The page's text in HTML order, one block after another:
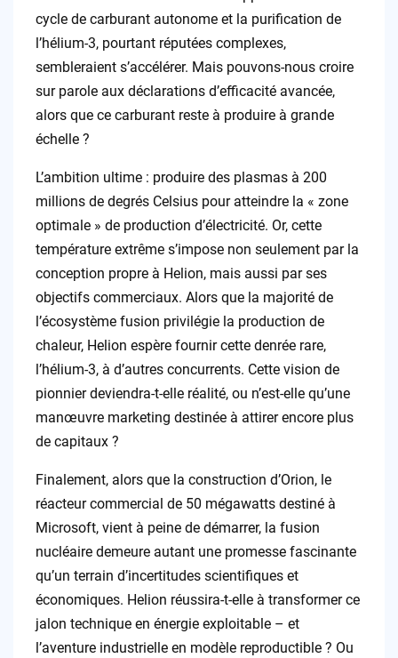
cycle de carburant autonome et la purification de
l’hélium-3, pourtant réputées complexes,
sembleraient s’accélérer. Mais pouvons-nous croire
sur parole aux déclarations d’efficacité avancée,
alors que ce carburant reste à produire à grande
échelle ?
L’ambition ultime : produire des plasmas à 200
millions de degrés Celsius pour atteindre la « zone
optimale » de production d’électricité. Or, cette
température extrême s’impose non seulement par la
conception propre à Helion, mais aussi par ses
objectifs commerciaux. Alors que la majorité de
l’écosystème fusion privilégie la production de
chaleur, Helion espère fournir cette denrée rare,
l’hélium-3, à d’autres concurrents. Cette vision de
pionnier deviendra-t-elle réalité, ou n’est-elle qu’une
manœuvre marketing destinée à attirer encore plus
de capitaux ?
Finalement, alors que la construction d’Orion, le
réacteur commercial de 50 mégawatts destiné à
Microsoft, vient à peine de démarrer, la fusion
nucléaire demeure autant une promesse fascinante
qu’un terrain d’incertitudes scientifiques et
économiques. Helion réussira-t-elle à transformer ce
jalon technique en énergie exploitable – et
l’aventure industrielle en modèle reproductible ? Ou